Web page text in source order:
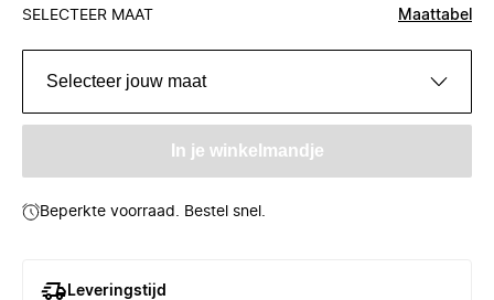
SELECTEER MAAT Maattabel
Selecteer jouw maat
In je winkelmandje
Beperkte voorraad. Bestel snel.
Leveringstijd